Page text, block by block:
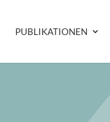
PUBLIKATIONEN